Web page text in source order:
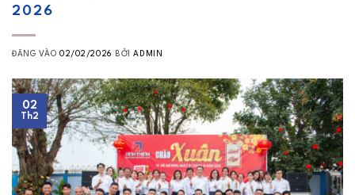
2026
ĐĂNG VÀO02/02/2026 BỞIADMIN
02
Th2